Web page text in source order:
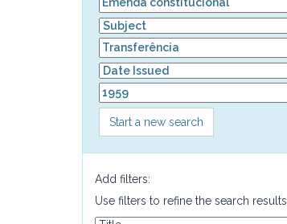
Start a new search
Add filters:
Use filters to refine the search results.